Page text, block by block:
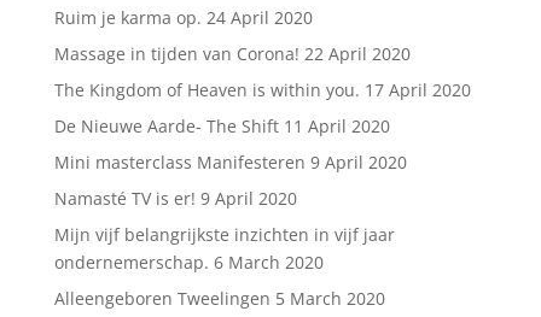
Ruim je karma op. 24 April 2020
Massage in tijden van Corona! 22 April 2020
The Kingdom of Heaven is within you. 17 April 2020
De Nieuwe Aarde- The Shift 11 April 2020
Mini masterclass Manifesteren 9 April 2020
Namasté TV is er! 9 April 2020
Mijn vijf belangrijkste inzichten in vijf jaar
ondernemerschap. 6 March 2020
Alleengeboren Tweelingen 5 March 2020